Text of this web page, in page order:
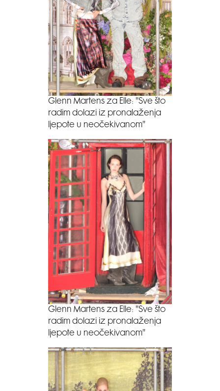
Glenn Martens za Elle: ''Sve što
radim dolazi iz pronalaženja
ljepote u neočekivanom''
Glenn Martens za Elle: ''Sve što
radim dolazi iz pronalaženja
ljepote u neočekivanom''